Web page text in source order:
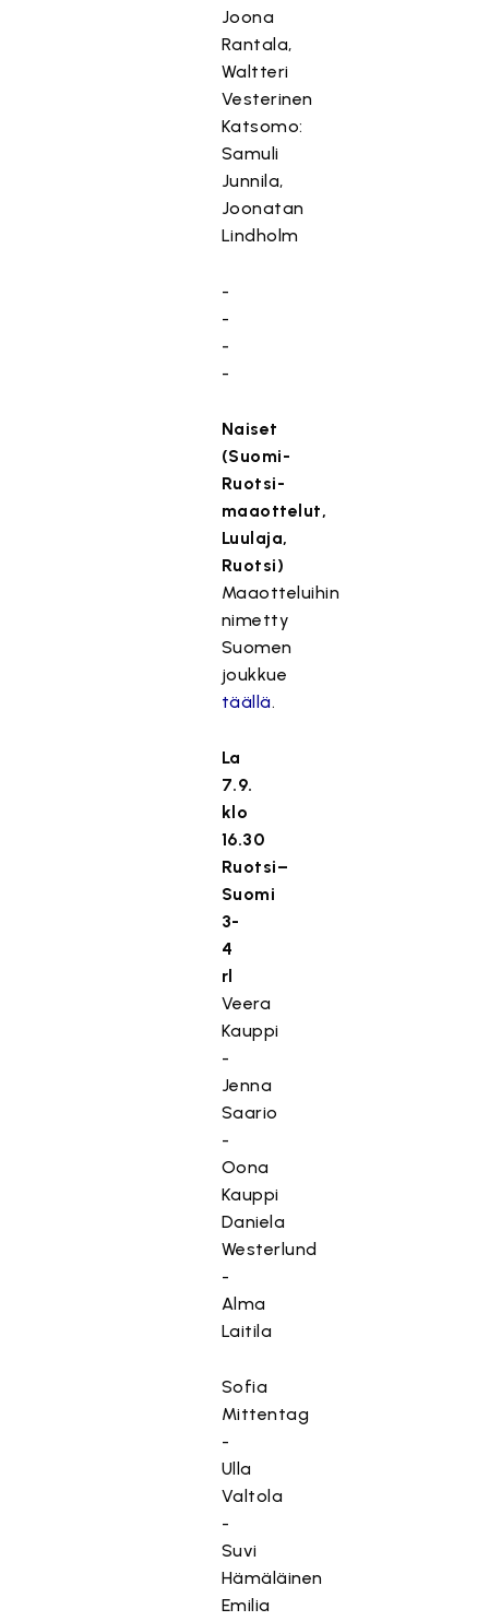
Joona
Rantala,
Waltteri
Vesterinen
Katsomo:
Samuli
Junnila,
Joonatan
Lindholm
-
-
-
-
Naiset
(Suomi-
Ruotsi-
maaottelut,
Luulaja,
Ruotsi)
Maaotteluihin
nimetty
Suomen
joukkue
täällä.
La
7.9.
klo
16.30
Ruotsi–
Suomi
3-
4
rl
Veera
Kauppi
-
Jenna
Saario
-
Oona
Kauppi
Daniela
Westerlund
-
Alma
Laitila
Sofia
Mittentag
-
Ulla
Valtola
-
Suvi
Hämäläinen
Emilia